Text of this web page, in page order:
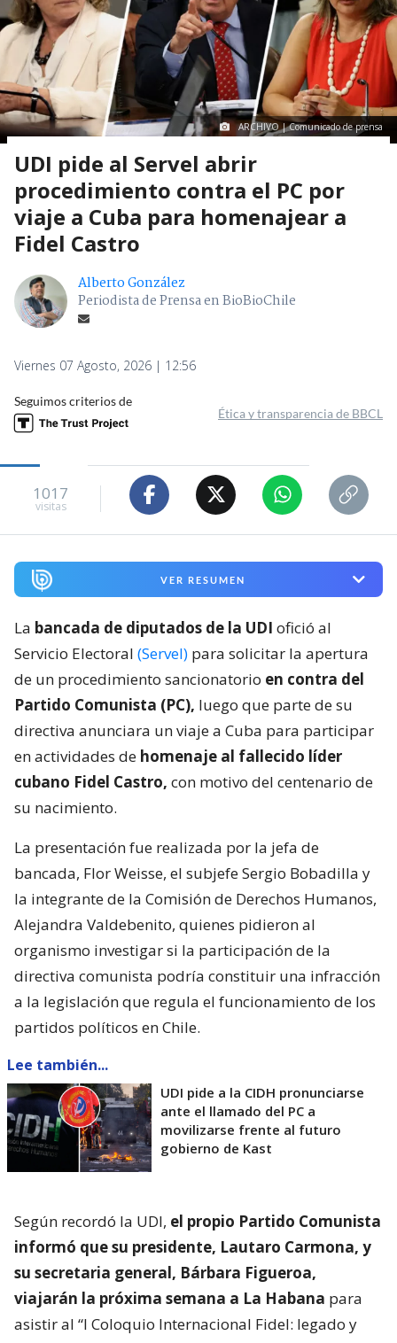
ARCHIVO | Comunicado de prensa
UDI pide al Servel abrir
procedimiento contra el PC por
viaje a Cuba para homenajear a
Fidel Castro
Alberto González
Periodista de Prensa en BioBioChile
Viernes 07 Agosto, 2026 | 12:56
Seguimos criterios de
Ética y transparencia de BBCL
1017
visitas
VER RESUMEN
La bancada de diputados de la UDI ofició al
Servicio Electoral (Servel) para solicitar la apertura
de un procedimiento sancionatorio en contra del
Partido Comunista (PC), luego que parte de su
directiva anunciara un viaje a Cuba para participar
en actividades de homenaje al fallecido líder
cubano Fidel Castro, con motivo del centenario de
su nacimiento.
La presentación fue realizada por la jefa de
bancada, Flor Weisse, el subjefe Sergio Bobadilla y
la integrante de la Comisión de Derechos Humanos,
Alejandra Valdebenito, quienes pidieron al
organismo investigar si la participación de la
directiva comunista podría constituir una infracción
a la legislación que regula el funcionamiento de los
partidos políticos en Chile.
Lee también...
UDI pide a la CIDH pronunciarse
ante el llamado del PC a
movilizarse frente al futuro
gobierno de Kast
Según recordó la UDI, el propio Partido Comunista
informó que su presidente, Lautaro Carmona, y
su secretaria general, Bárbara Figueroa,
viajarán la próxima semana a La Habana para
asistir al “I Coloquio Internacional Fidel: legado y